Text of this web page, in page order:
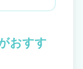
おすす